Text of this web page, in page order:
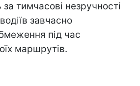
тимчасові незручності
завчасно
під час
маршрутів.